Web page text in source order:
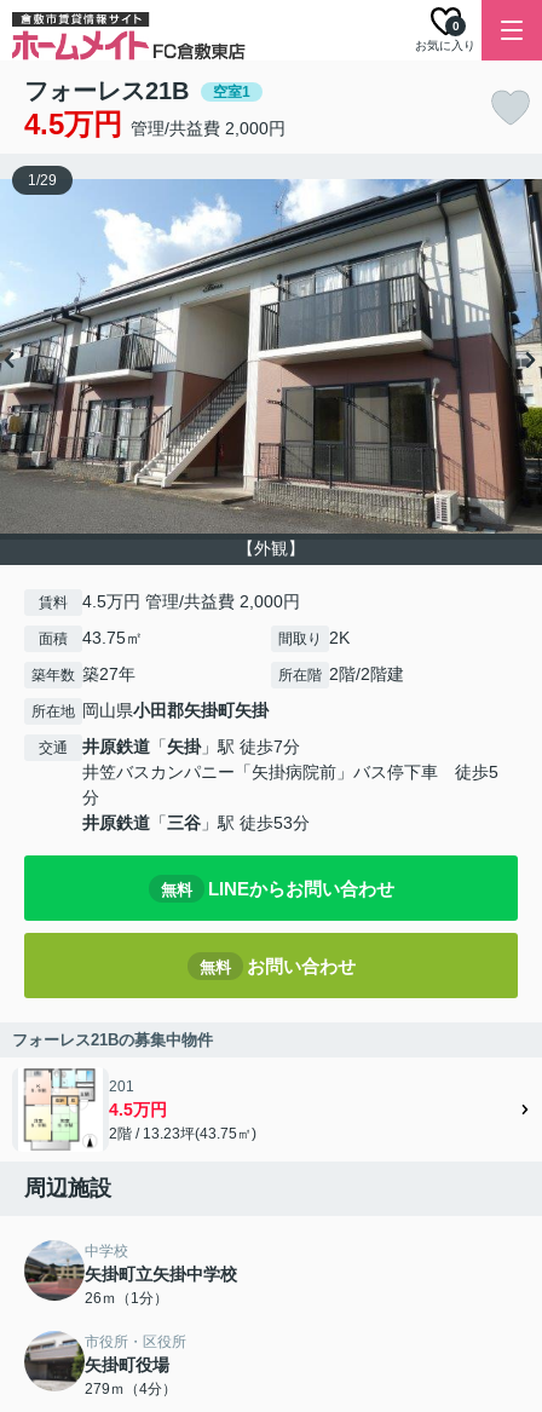
お気に入り
0
フォーレス21B 空室1
4.5万円 管理/共益費 2,000円
【外観】
1/29
賃料 4.5万円 管理/共益費 2,000円
面積 43.75㎡ 間取り 2K
築年数 築27年 所在階 2階/2階建
所在地 岡山県小田郡矢掛町矢掛
交通 井原鉄道 「矢掛」駅 徒歩7分
井笠バスカンパニー「矢掛病院前」バス停下車 徒歩5
分
井原鉄道 「三谷 」駅 徒歩53分
無料 LINEからお問い合わせ
無料 お問い合わせ
フォーレス21Bの募集中物件
201
4.5万円
2階 / 13.23坪(43.75㎡)
周辺施設
中学校
矢掛町立矢掛中学校
26ｍ（1分）
市役所・区役所
矢掛町役場
279ｍ（4分）